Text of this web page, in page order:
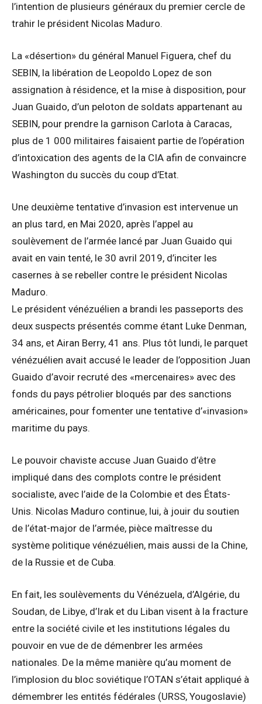
l’intention de plusieurs généraux du premier cercle de
trahir le président Nicolas Maduro.
La «désertion» du général Manuel Figuera, chef du
SEBIN, la libération de Leopoldo Lopez de son
assignation à résidence, et la mise à disposition, pour
Juan Guaido, d’un peloton de soldats appartenant au
SEBIN, pour prendre la garnison Carlota à Caracas,
plus de 1 000 militaires faisaient partie de l’opération
d’intoxication des agents de la CIA afin de convaincre
Washington du succès du coup d’Etat.
Une deuxième tentative d’invasion est intervenue un
an plus tard, en Mai 2020, après l’appel au
soulèvement de l’armée lancé par Juan Guaido qui
avait en vain tenté, le 30 avril 2019, d’inciter les
casernes à se rebeller contre le président Nicolas
Maduro.
Le président vénézuélien a brandi les passeports des
deux suspects présentés comme étant Luke Denman,
34 ans, et Airan Berry, 41 ans. Plus tôt lundi, le parquet
vénézuélien avait accusé le leader de l’opposition Juan
Guaido d’avoir recruté des «mercenaires» avec des
fonds du pays pétrolier bloqués par des sanctions
américaines, pour fomenter une tentative d’«invasion»
maritime du pays.
Le pouvoir chaviste accuse Juan Guaido d’être
impliqué dans des complots contre le président
socialiste, avec l’aide de la Colombie et des États-
Unis. Nicolas Maduro continue, lui, à jouir du soutien
de l’état-major de l’armée, pièce maîtresse du
système politique vénézuélien, mais aussi de la Chine,
de la Russie et de Cuba.
En fait, les soulèvements du Vénézuela, d’Algérie, du
Soudan, de Libye, d’Irak et du Liban visent à la fracture
entre la société civile et les institutions légales du
pouvoir en vue de de démenbrer les armées
nationales. De la même manière qu’au moment de
l’implosion du bloc soviétique l’OTAN s’était appliqué à
démembrer les entités fédérales (URSS, Yougoslavie)